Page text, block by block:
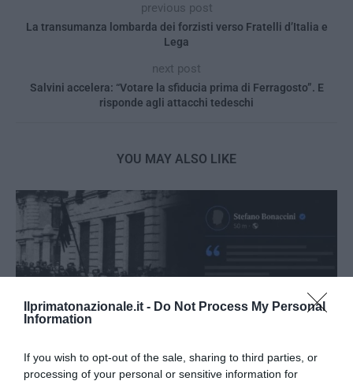
Ilprimatonazionale.it - Do Not Process My Personal
Information
If you wish to opt-out of the sale, sharing to third parties, or
processing of your personal or sensitive information for
previous post
La transumanza lombarda dei forzisti verso Fratelli d’Italia e
Lega
next post
Salvini accelera: “Votare la sfiducia prima di Ferragosto”. E
risponde agli attacchi tedeschi
YOU MAY ALSO LIKE